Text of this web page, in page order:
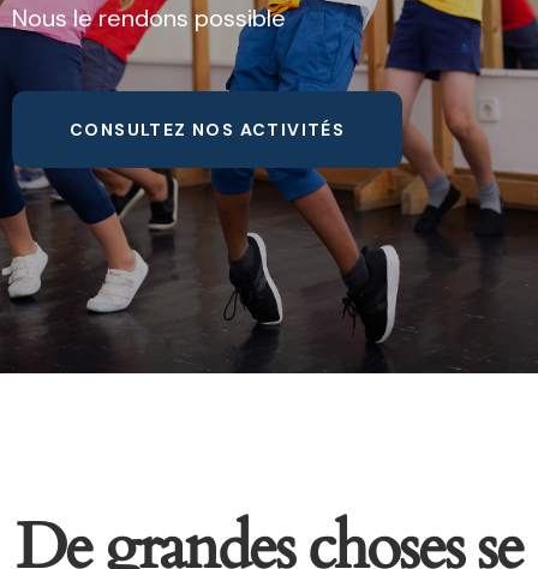
Nous le rendons possible
CONSULTEZ NOS ACTIVITÉS
De grandes choses se